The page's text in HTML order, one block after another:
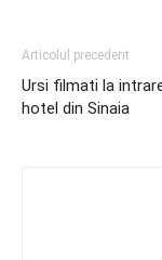
Articolul precedent
Ursi filmati la
hotel din Sinaia